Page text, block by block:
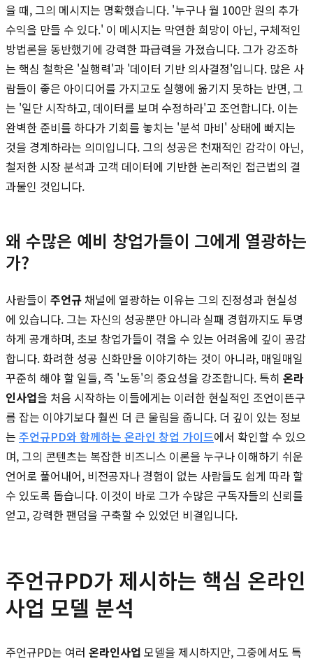
을 때, 그의 메시지는 명확했습니다. '누구나 월 100만 원의 추가
수익을 만들 수 있다.' 이 메시지는 막연한 희망이 아닌, 구체적인
방법론을 동반했기에 강력한 파급력을 가졌습니다. 그가 강조하
는 핵심 철학은 '실행력'과 '데이터 기반 의사결정'입니다. 많은 사
람들이 좋은 아이디어를 가지고도 실행에 옮기지 못하는 반면, 그
는 '일단 시작하고, 데이터를 보며 수정하라'고 조언합니다. 이는
완벽한 준비를 하다가 기회를 놓치는 '분석 마비' 상태에 빠지는
것을 경계하라는 의미입니다. 그의 성공은 천재적인 감각이 아닌,
철저한 시장 분석과 고객 데이터에 기반한 논리적인 접근법의 결
과물인 것입니다.
왜 수많은 예비 창업가들이 그에게 열광하는
가?
사람들이 주언규 채널에 열광하는 이유는 그의 진정성과 현실성
에 있습니다. 그는 자신의 성공뿐만 아니라 실패 경험까지도 투명
하게 공개하며, 초보 창업가들이 겪을 수 있는 어려움에 깊이 공감
합니다. 화려한 성공 신화만을 이야기하는 것이 아니라, 매일매일
꾸준히 해야 할 일들, 즉 '노동'의 중요성을 강조합니다. 특히 온라
인사업을 처음 시작하는 이들에게는 이러한 현실적인 조언이뜬구
름 잡는 이야기보다 훨씬 더 큰 울림을 줍니다. 더 깊이 있는 정보
는 주언규PD와 함께하는 온라인 창업 가이드에서 확인할 수 있으
며, 그의 콘텐츠는 복잡한 비즈니스 이론을 누구나 이해하기 쉬운
언어로 풀어내어, 비전공자나 경험이 없는 사람들도 쉽게 따라 할
수 있도록 돕습니다. 이것이 바로 그가 수많은 구독자들의 신뢰를
얻고, 강력한 팬덤을 구축할 수 있었던 비결입니다.
주언규PD가 제시하는 핵심 온라인
사업 모델 분석
주언규PD는 여러 온라인사업 모델을 제시하지만, 그중에서도 특